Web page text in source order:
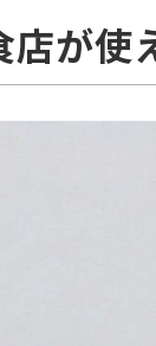
店が使